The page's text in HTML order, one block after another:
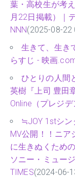
葉・高校生が考
月22日掲載）｜
NNN(2025-08-22
生きて、生き
らすじ - 映画
ひとりの人間
英樹『上司 豊田
Online（プレジデ
≒JOY 1stシン
MV公開！！ニ
に生きぬくため
ソニー・ミュー
TIMES(2024-06-